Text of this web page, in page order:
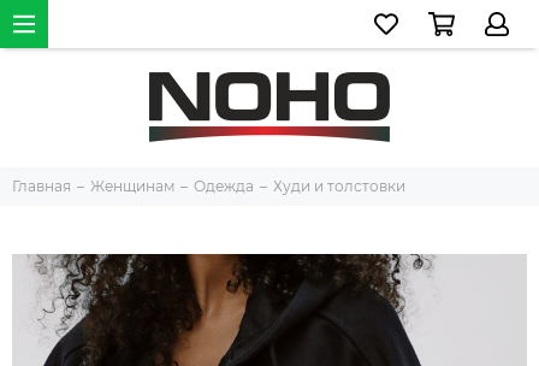
Главная Женщинам Одежда Худи и толстовки